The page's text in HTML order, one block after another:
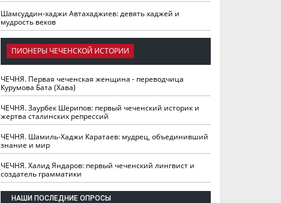
Шамсуддин-хаджи Автахаджиев: девять хаджей и
мудрость веков
ПИОНЕРЫ ЧЕЧЕНСКОЙ ИСТОРИИ
ЧЕЧНЯ. Первая чеченская женщина - переводчица
Курумова Бата (Хава)
ЧЕЧНЯ. Заурбек Шерипов: первый чеченский историк и
жертва сталинских репрессий
ЧЕЧНЯ. Шамиль-Хаджи Каратаев: мудрец, объединивший
знание и мир
ЧЕЧНЯ. Халид Яндаров: первый чеченский лингвист и
создатель грамматики
НАШИ ПОСЛЕДНИЕ ОПРОСЫ